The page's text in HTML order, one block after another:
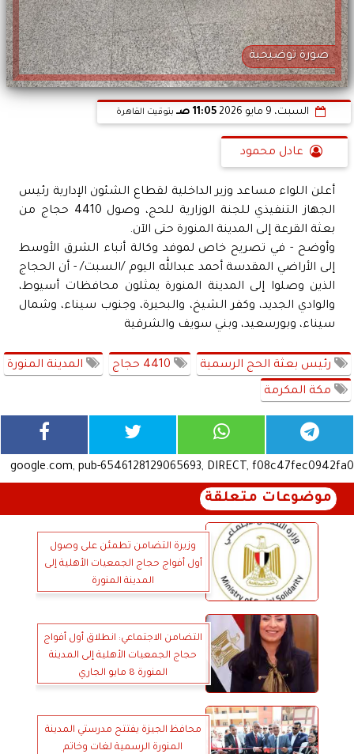
صورة توضيحية
السبت، 9 مايو 2026 11:05 صـ بتوقيت القاهرة
عادل محمود
أعلن اللواء مساعد وزير الداخلية لقطاع الشئون الإدارية رئيس
الجهاز التنفيذي للجنة الوزارية للحج، وصول 4410 حجاج من
بعثة القرعة إلى المدينة المنورة حتى الآن.
وأوضح - في تصريح خاص لموفد وكالة أنباء الشرق الأوسط
إلى الأراضي المقدسة أحمد عبدالله اليوم /السبت/ - أن الحجاج
الذين وصلوا إلى المدينة المنورة يمثلون محافظات أسيوط،
والوادي الجديد، وكفر الشيخ، والبحيرة، وجنوب سيناء، وشمال
سيناء، وبورسعيد، وبني سويف والشرقية
رئيس بعثة الحج الرسمية المدينة المنورة
مكة المكرمة
google.com, pub-6546128129065693, DIRECT, f08c47fec0942fa0
موضوعات متعلقة
وزيرة التضامن تطمئن على وصول
أول أفواج حجاج الجمعيات الأهلية إلى
المدينة المنورة
التضامن الاجتماعي: انطلاق أول أفواج
حجاج الجمعيات الأهلية إلى المدينة
المنورة 8 مايو الجاري
محافظ الجيزة يفتتح مدرستي المدينة
المنورة الرسمية لغات وخاتم